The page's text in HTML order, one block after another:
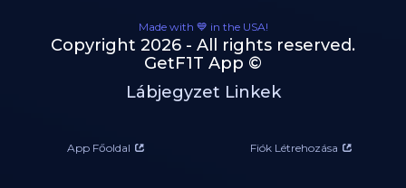
Made with 💙 in the USA!
Copyright 2026 - All rights reserved.
GetF1T App ©
Lábjegyzet Linkek
App Főoldal Fiók Létrehozása